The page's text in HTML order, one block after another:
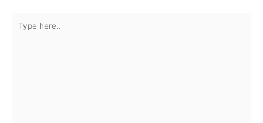
here..